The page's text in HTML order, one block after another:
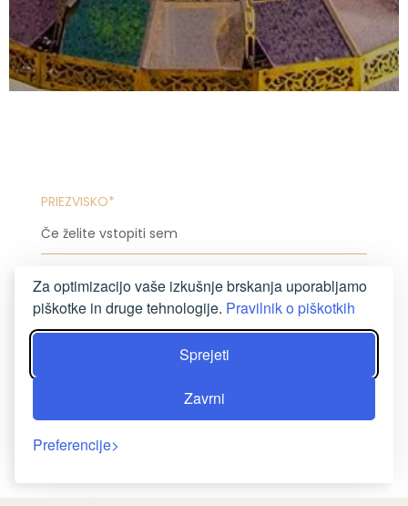
Za optimizacijo vaše izkušnje brskanja uporabljamo
piškotke in druge tehnologije. Pravilnik o piškotkih
Sprejeti
Zavrni
Preferencije
PRIEZVISKO*
E-MAILOVÁ ADRESA*